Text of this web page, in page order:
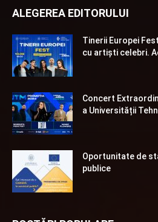
ALEGEREA EDITORULUI
Tinerii Europei
cu artiști celebri.
Concert
a Universității
Oportunitate de
publice